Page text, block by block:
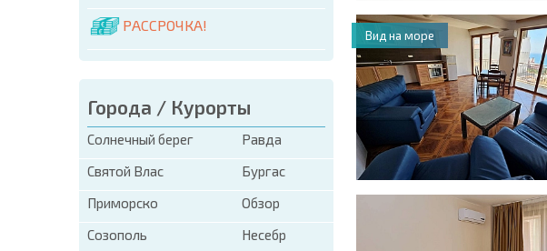
РАССРОЧКА!
Города / Курорты
Солнечный берег
Равда
Святой Влас
Бургас
Приморско
Обзор
Созополь
Несебр
Вид на море